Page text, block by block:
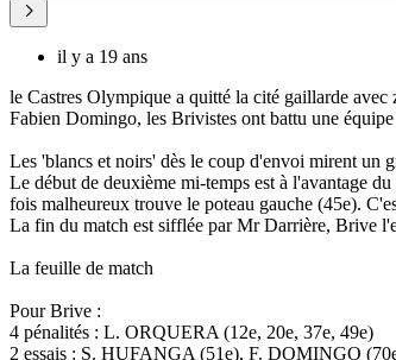
il y a 19 ans
le Castres Olympique a quitté la cité gaillarde
Fabien Domingo, les Brivistes ont battu une
Les 'blancs et noirs' dès le coup d'envoi mirent un
Le début de deuxième mi-temps est à l'avantage
fois malheureux trouve le poteau gauche (45e).
La fin du match est sifflée par Mr Darrière, Brive
La feuille de match
Pour Brive :
4 pénalités : L. ORQUERA (12e, 20e, 37e, 49e)
2 essais : S. HUFANGA (51e), F. DOMINGO